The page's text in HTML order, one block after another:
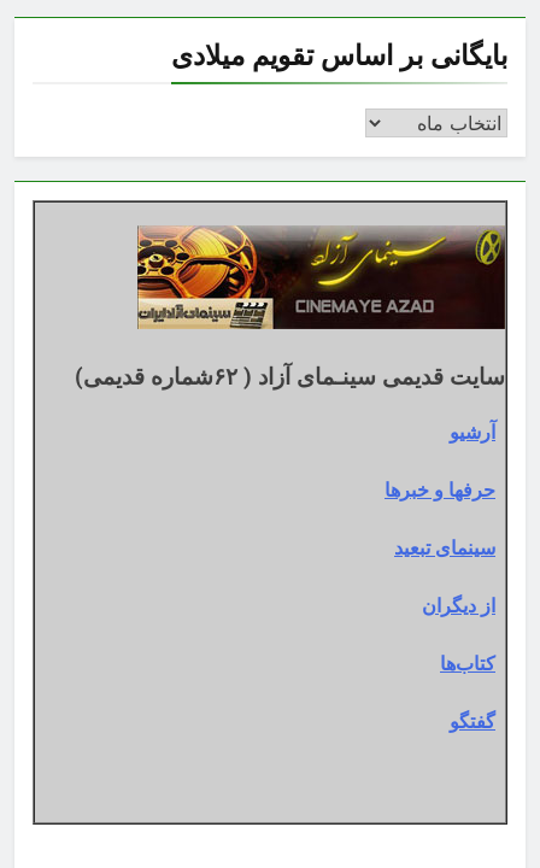
بایگانی بر اساس تقویم میلادی
بایگانی
اساس
تقویم
میلادی
سایت قدیمی سینـمای آزاد ( ۶۲شماره قدیمی)
آرشیو
حرفها و خبرها
سینمای تبعید
از دیگران
کتاب‌ها
گفتگو